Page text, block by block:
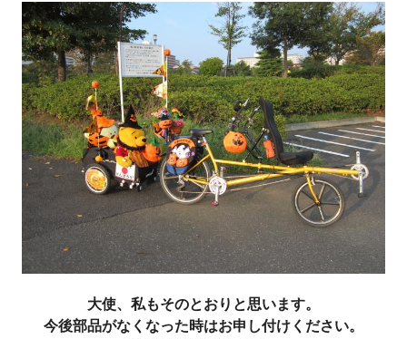
大使、私もそのとおりと思います。
今後部品がなくなった時はお申し付けください。